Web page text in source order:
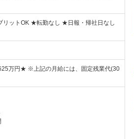
リットOK ★転勤なし ★日報・帰社日なし
万円★ ※上記の月給には、固定残業代(30